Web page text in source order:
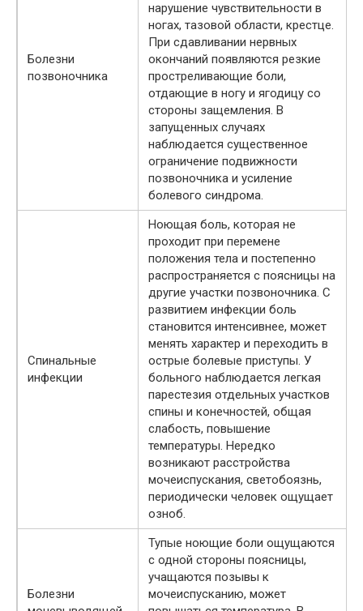
Болезни
позвоночника
нарушение чувствительности в
ногах, тазовой области, крестце.
При сдавливании нервных
окончаний появляются резкие
простреливающие боли,
отдающие в ногу и ягодицу со
стороны защемления. В
запущенных случаях
наблюдается существенное
ограничение подвижности
позвоночника и усиление
болевого синдрома.
Спинальные
инфекции
Ноющая боль, которая не
проходит при перемене
положения тела и постепенно
распространяется с поясницы на
другие участки позвоночника. С
развитием инфекции боль
становится интенсивнее, может
менять характер и переходить в
острые болевые приступы. У
больного наблюдается легкая
парестезия отдельных участков
спины и конечностей, общая
слабость, повышение
температуры. Нередко
возникают расстройства
мочеиспускания, светобоязнь,
периодически человек ощущает
озноб.
Болезни
Тупые ноющие боли ощущаются
с одной стороны поясницы,
учащаются позывы к
мочеиспусканию, может